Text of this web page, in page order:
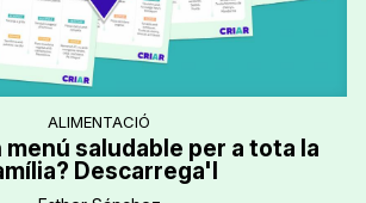
ALIMENTACIÓ
menú saludable per a tota la
Descarrega'l